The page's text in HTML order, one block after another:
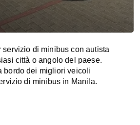
di minibus con autista
città o angolo del paese.
bordo dei migliori veicoli
di minibus in Manila.